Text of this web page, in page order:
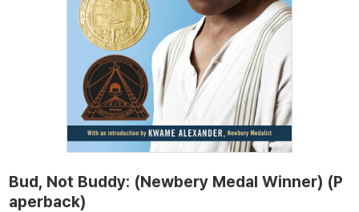
Bud, Not Buddy: (Newbery Medal Winner) (P
aperback)